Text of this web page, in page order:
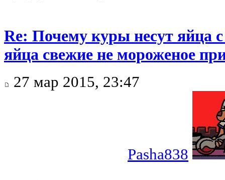
Re: Почему куры несут яйца
яйца свежие не мороженое
27 мар 2015, 23:47
Pasha838